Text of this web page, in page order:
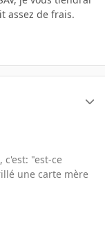
assez de frais.
c'est: "est-ce
une carte mère